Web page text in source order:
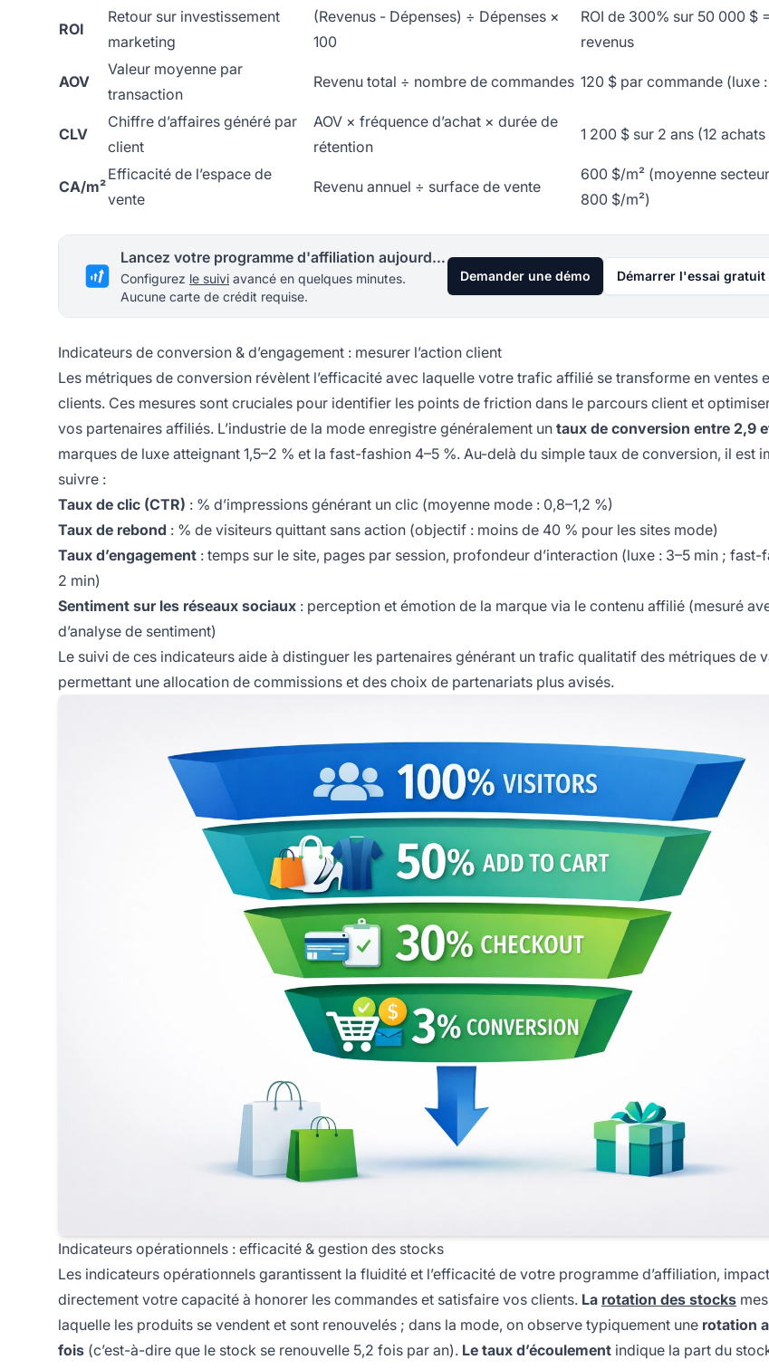
ROI
Retour sur investissement
marketing
(Revenus - Dépenses) ÷ Dépenses ×
100
ROI de 300% sur 50 000 $
revenus
AOV
Valeur moyenne par
transaction
Revenu total ÷ nombre de commandes 120 $ par commande (luxe
CLV
Chiffre d’affaires généré par
client
AOV × fréquence d’achat × durée de
rétention
1 200 $ sur 2 ans (12
CA/m²
Efficacité de l’espace de
vente
Revenu annuel ÷ surface de vente
600 $/m² (moyenne
800 $/m²)
Lancez votre programme d'affiliation aujourd'hui
Configurez le suivi avancé en quelques minutes.
Aucune carte de crédit requise.
Demander une démo Démarrer l'essai
Indicateurs de conversion & d’engagement : mesurer l’action client
Les métriques de conversion révèlent l’efficacité avec laquelle votre trafic affilié se transforme en ventes
clients. Ces mesures sont cruciales pour identifier les points de friction dans le parcours client et
vos partenaires affiliés. L’industrie de la mode enregistre généralement un taux de conversion entre 2,9
marques de luxe atteignant 1,5–2 % et la fast-fashion 4–5 %. Au-delà du simple taux de conversion, il est
suivre :
Taux de clic (CTR) : % d’impressions générant un clic (moyenne mode : 0,8–1,2 %)
Taux de rebond : % de visiteurs quittant sans action (objectif : moins de 40 % pour les sites mode)
Taux d’engagement : temps sur le site, pages par session, profondeur d’interaction (luxe : 3–5 min ; fast-
2 min)
Sentiment sur les réseaux sociaux : perception et émotion de la marque via le contenu affilié (mesuré
d’analyse de sentiment)
Le suivi de ces indicateurs aide à distinguer les partenaires générant un trafic qualitatif des métriques de
permettant une allocation de commissions et des choix de partenariats plus avisés.
Indicateurs opérationnels : efficacité & gestion des stocks
Les indicateurs opérationnels garantissent la fluidité et l’efficacité de votre programme d’affiliation,
directement votre capacité à honorer les commandes et satisfaire vos clients. La rotation des stocks
laquelle les produits se vendent et sont renouvelés ; dans la mode, on observe typiquement une rotation
fois (c’est-à-dire que le stock se renouvelle 5,2 fois par an). Le taux d’écoulement indique la part du